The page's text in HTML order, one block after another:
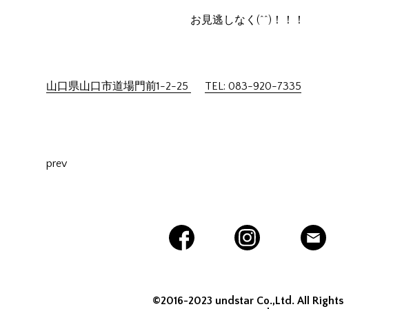
お見逃しなく(^^)！！！
山口県山口市道場門前1-2-25 TEL: 083-920-7335
prev
©2016-2023 undstar Co.,Ltd. All Rights